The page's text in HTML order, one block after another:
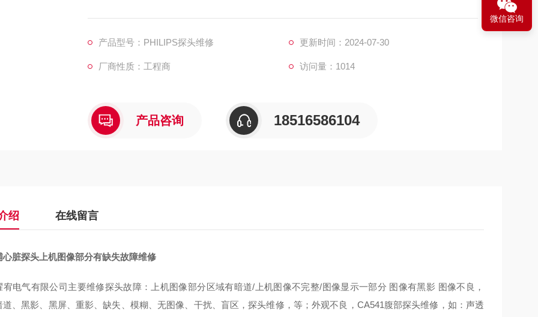
如：二维转三维电机报错、死机、主机不识别探头，
产品型号：PHILIPS探头维修 更新时间：2024-07-30
厂商性质：工程商 访问量：1014
产品咨询 18516586104
绍 在线留言
心脏探头上机图像部分有缺失故障维修
宥电气有限公司主要维修探头故障：上机图像部分区域有暗道/上机图像不完整/图像显示一部分 图像有黑影 图像不良，
道、黑影、黑屏、重影、缺失、模糊、无图像、干扰、盲区，探头维修，等；外观不良，CA541腹部探头维修，如：声透
微信咨询